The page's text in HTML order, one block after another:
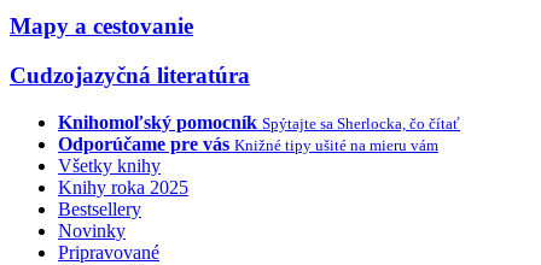
Mapy a cestovanie
Cudzojazyčná literatúra
Knihomoľský pomocník Spýtajte sa Sherlocka, čo čítať
Odporúčame pre vás Knižné tipy ušité na mieru vám
Všetky knihy
Knihy roka 2025
Bestsellery
Novinky
Pripravované